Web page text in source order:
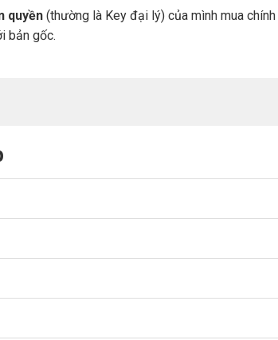
quyền (thường là Key đại lý) của mình mua
bản gốc.